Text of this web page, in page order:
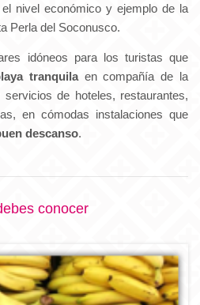
nivel económico y ejemplo de la
Perla del Soconusco.
idóneos para los turistas que
tranquilaen compañía de la
de hoteles, restaurantes,
en cómodas instalaciones que
descanso.
conocer